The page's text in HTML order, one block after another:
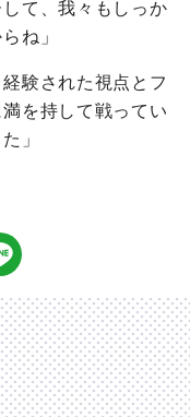
て、我々もしっか
ね」
験された視点とフ
を持して戦ってい
」